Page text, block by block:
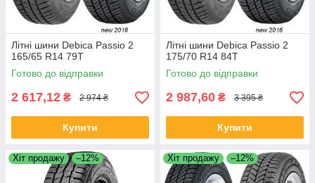
Літні шини Debica Passio 2
165/65 R14 79T
Готово до відправки
2 617,12 ₴ 2 974 ₴
Купити
Літні шини Debica Passio 2
175/70 R14 84T
Готово до відправки
2 987,60 ₴ 3 395 ₴
Купити
Хіт продажу –12% Хіт продажу –12%